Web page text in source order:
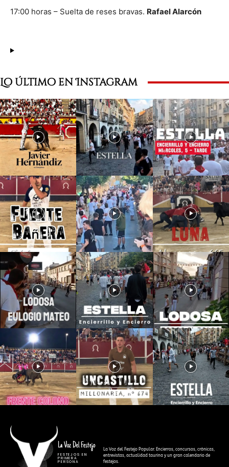
17:00 horas – Suelta de reses bravas. Rafael Alarcón
Lo último en Instagram
La Voz Del Festejo
FESTEJOS EN
PRIMERA
PERSONA
La Voz del Festejo Popular. Encierros, concursos, crónicas,
entrevistas, actualidad taurina y un gran calendario de
festejos.